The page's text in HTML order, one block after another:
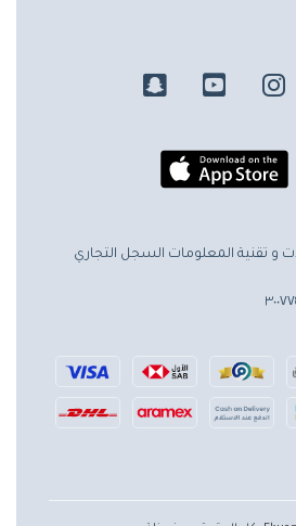
و تقنية المعلومات السجل التجاري